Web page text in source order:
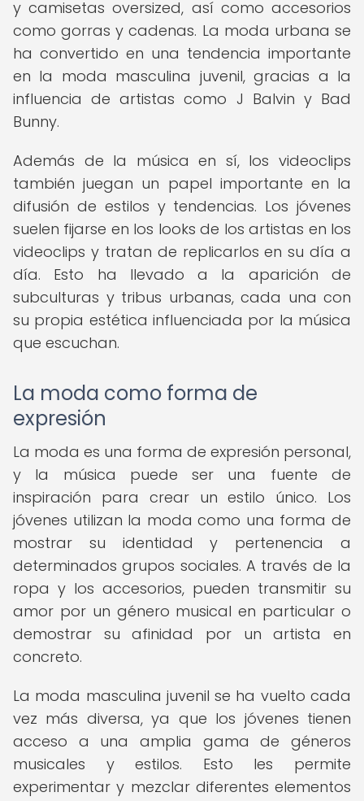
y camisetas oversized, así como accesorios
como gorras y cadenas. La moda urbana se
ha convertido en una tendencia importante
en la moda masculina juvenil, gracias a la
influencia de artistas como J Balvin y Bad
Bunny.
Además de la música en sí, los videoclips
también juegan un papel importante en la
difusión de estilos y tendencias. Los jóvenes
suelen fijarse en los looks de los artistas en los
videoclips y tratan de replicarlos en su día a
día. Esto ha llevado a la aparición de
subculturas y tribus urbanas, cada una con
su propia estética influenciada por la música
que escuchan.
La moda como forma de
expresión
La moda es una forma de expresión personal,
y la música puede ser una fuente de
inspiración para crear un estilo único. Los
jóvenes utilizan la moda como una forma de
mostrar su identidad y pertenencia a
determinados grupos sociales. A través de la
ropa y los accesorios, pueden transmitir su
amor por un género musical en particular o
demostrar su afinidad por un artista en
concreto.
La moda masculina juvenil se ha vuelto cada
vez más diversa, ya que los jóvenes tienen
acceso a una amplia gama de géneros
musicales y estilos. Esto les permite
experimentar y mezclar diferentes elementos